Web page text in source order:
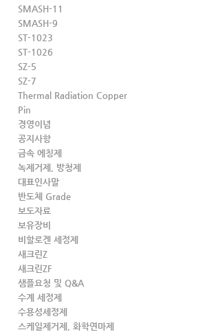
SMASH-11
SMASH-9
ST-1023
ST-1026
SZ-5
SZ-7
Thermal Radiation Copper
Pin
경영이념
공지사항
금속 에칭제
녹제거제, 방청제
대표인사말
반도체 Grade
보도자료
보유장비
비할로겐 세정제
새크린Z
새크린ZF
샘플요청 및 Q&A
수계 세정제
수용성세정제
스케일제거제, 화학연마제